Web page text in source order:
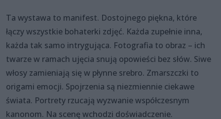
Ta wystawa to manifest. Dostojnego piękna, które
łączy wszystkie bohaterki zdjęć. Każda zupełnie inna,
każda tak samo intrygująca. Fotografia to obraz – ich
twarze w ramach ujęcia snują opowieści bez słów. Siwe
włosy zamieniają się w płynne srebro. Zmarszczki to
origami emocji. Spojrzenia są niezmiennie ciekawe
świata. Portrety rzucają wyzwanie współczesnym
kanonom. Na scenę wchodzi doświadczenie.